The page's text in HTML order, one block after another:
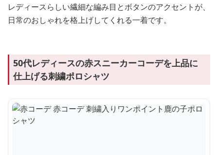
レディースらしい繊細な編み目とボタンのアクセントが、
日常のおしゃれを格上げしてくれる一着です。
50代レディースの赤スニーカーコーデを上品に
仕上げる刺繍ポロシャツ